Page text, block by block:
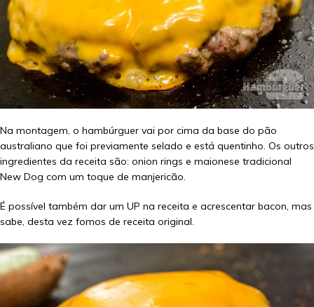
Na montagem, o hambúrguer vai por cima da base do pão
australiano que foi previamente selado e está quentinho. Os outros
ingredientes da receita são: onion rings e maionese tradicional
New Dog com um toque de manjericão.
É possível também dar um UP na receita e acrescentar bacon, mas
sabe, desta vez fomos de receita original.